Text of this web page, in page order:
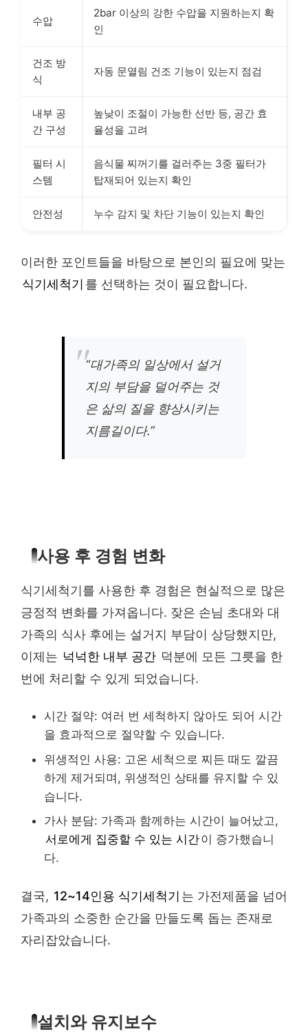
수압
2bar 이상의 강한 수압을 지원하는지 확
인
건조 방
식
자동 문열림 건조 기능이 있는지 점검
내부 공
간 구성
높낮이 조절이 가능한 선반 등, 공간 효
율성을 고려
필터 시
스템
음식물 찌꺼기를 걸러주는 3중 필터가
탑재되어 있는지 확인
안전성 누수 감지 및 차단 기능이 있는지 확인
이러한 포인트들을 바탕으로 본인의 필요에 맞는
식기세척기 를 선택하는 것이 필요합니다.
“대가족의 일상에서 설거
지의 부담을 덜어주는 것
은 삶의 질을 향상시키는
지름길이다.”
사용 후 경험 변화
식기세척기를 사용한 후 경험은 현실적으로 많은
긍정적 변화를 가져옵니다. 잦은 손님 초대와 대
가족의 식사 후에는 설거지 부담이 상당했지만,
이제는 넉넉한 내부 공간 덕분에 모든 그릇을 한
번에 처리할 수 있게 되었습니다.
시간 절약: 여러 번 세척하지 않아도 되어 시간
을 효과적으로 절약할 수 있습니다.
위생적인 사용: 고온 세척으로 찌든 때도 깔끔
하게 제거되며, 위생적인 상태를 유지할 수 있
습니다.
가사 분담: 가족과 함께하는 시간이 늘어났고,
서로에게 집중할 수 있는 시간이 증가했습니
다.
결국, 12~14인용 식기세척기 는 가전제품을 넘어
가족과의 소중한 순간을 만들도록 돕는 존재로
자리잡았습니다.
설치와 유지보수